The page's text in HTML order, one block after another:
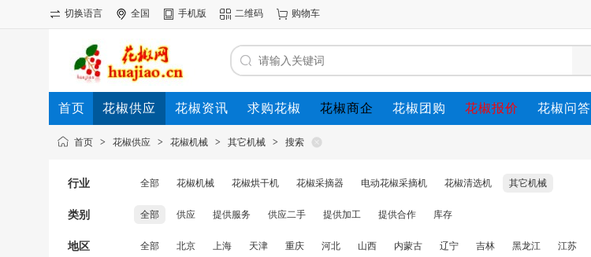
切换语言 全国 手机版 二维码 购物车
首页 花椒供应 花椒资讯 求购花椒 花椒商企 花椒团购 花椒报价 花椒问答
首页 > 花椒供应 > 花椒机械 > 其它机械 > 搜索
行业 全部 花椒机械 花椒烘干机 花椒采摘器 电动花椒采摘机 花椒清选机 其它机械
类别 全部 供应 提供服务 供应二手 提供加工 提供合作 库存
地区 全部 北京 上海 天津 重庆 河北 山西 内蒙古 辽宁 吉林 黑龙江 江苏